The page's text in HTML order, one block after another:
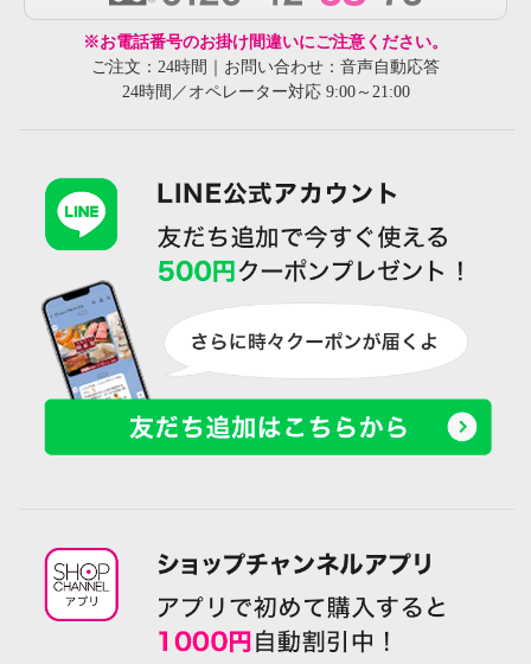
※お電話番号のお掛け間違いにご注意ください。
ご注文：24時間｜お問い合わせ：音声自動応答
24時間／オペレーター対応 9:00～21:00